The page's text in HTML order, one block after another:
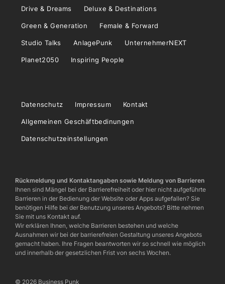
Drive & Dreams Deluxe & Destinations
Green & Generation Female & Forward
Studio Talks AnlagePunk UnternehmerNEXT
Planet2050 Inspiring People
Datenschutz Impressum Kontakt
Allgemeinen Geschäftbedinungen
Datenschutzeinstellungen
Rückmeldung und Kontaktangaben sowie Meldung von Barrieren
Ihnen sind Mängel bei der Barrierefreiheit oder hier nicht aufgeführte
Barrieren in der Bedienung der Website oder Apps aufgefallen? Sie
benötigen Hilfe bei der Benutzung unseres Angebots? Bitte nehmen
Sie mit uns Kontakt auf.
Wir erklären Ihnen, welche Barrieren bestehen und welche
Ausnahmen wir bei der barrierefreien Gestaltung unseres Angebots
gemacht haben. Ihre Fragen beantworten wir so schnell wie möglich
und innerhalb der gesetzlichen Frist von sechs Wochen.
© 2026 Business Punk